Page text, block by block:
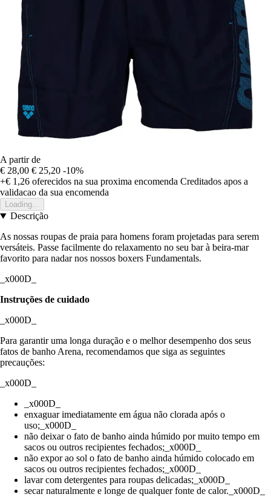
A partir de
€ 28,00 € 25,20 -10%
+€ 1,26 oferecidos na sua proxima encomenda Creditados apos a
validacao da sua encomenda
Loading...
Descrição
As nossas roupas de praia para homens foram projetadas para serem
versáteis. Passe facilmente do relaxamento no seu bar à beira-mar
favorito para nadar nos nossos boxers Fundamentals.
_x000D_
Instruções de cuidado
_x000D_
Para garantir uma longa duração e o melhor desempenho dos seus
fatos de banho Arena, recomendamos que siga as seguintes
precauções:
_x000D_
_x000D_
enxaguar imediatamente em água não clorada após o
uso;_x000D_
não deixar o fato de banho ainda húmido por muito tempo em
sacos ou outros recipientes fechados;_x000D_
não expor ao sol o fato de banho ainda húmido colocado em
sacos ou outros recipientes fechados;_x000D_
lavar com detergentes para roupas delicadas;_x000D_
secar naturalmente e longe de qualquer fonte de calor._x000D_